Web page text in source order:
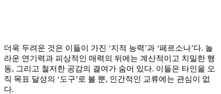
더욱 두려운 것은 이들이 가진 ‘지적 능력’과 ‘페르소나’다. 놀
라운 연기력과 피상적인 매력의 뒤에는 계산적이고 치밀한 행
동, 그리고 철저한 공감의 결여가 숨어 있다. 이들은 타인을 오
직 목표 달성의 ‘도구’로 볼 뿐, 인간적인 교류에는 관심이 없
다.